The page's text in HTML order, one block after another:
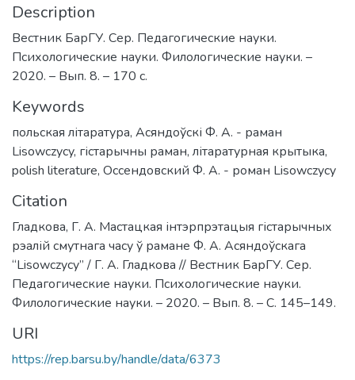
Description
Вестник БарГУ. Сер. Педагогические науки.
Психологические науки. Филологические науки. –
2020. – Вып. 8. – 170 с.
Keywords
польская літаратура, Асяндоўскі Ф. А. - раман
Lisowczycy, гістарычны раман, літаратурная крытыка,
polish literature, Оссендовский Ф. А. - роман Lisowczycy
Citation
Гладкова, Г. А. Мастацкая інтэрпрэтацыя гістарычных
рэалій смутнага часу ў рамане Ф. А. Асяндоўскага
“Lisowczycy” / Г. А. Гладкова // Вестник БарГУ. Сер.
Педагогические науки. Психологические науки.
Филологические науки. – 2020. – Вып. 8. – С. 145–149.
URI
https://rep.barsu.by/handle/data/6373